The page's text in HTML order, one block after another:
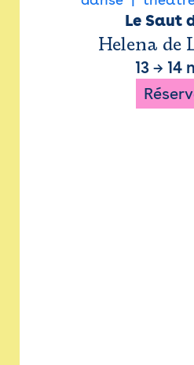
Le Saut
Helena de
13 → 14